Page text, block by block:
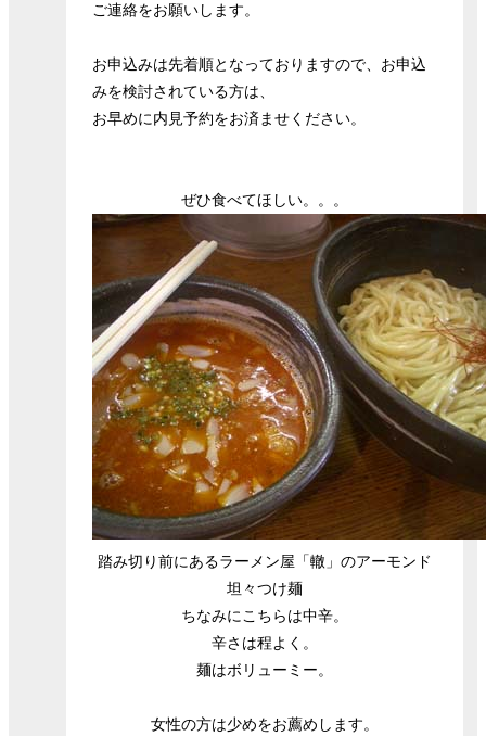
ご連絡をお願いします。
お申込みは先着順となっておりますので、お申込
みを検討されている方は、
お早めに内見予約をお済ませください。
ぜひ食べてほしい。。。
踏み切り前にあるラーメン屋「轍」のアーモンド
坦々つけ麺
ちなみにこちらは中辛。
辛さは程よく。
麺はボリューミー。
女性の方は少めをお薦めします。